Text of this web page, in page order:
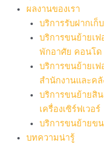
ผลงานของเรา
บริการรับฝากเก็
บริการขนย้ายเฟ
พักอาศัย คอนโด
บริการขนย้ายเฟ
สำนักงานและค
บริการขนย้ายสิ
เครื่องเซิร์ฟเวอร์
บริการขนย้ายข
บทความน่ารู้